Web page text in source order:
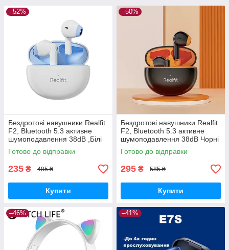
–52%
Бездротові навушники Realfit
F2, Bluetooth 5.3 активне
шумоподавлення 38dB ,Білі
Готово до відправки
235 ₴ 485 ₴
Купити
–50%
Бездротові навушники Realfit
F2, Bluetooth 5.3 активне
шумоподавлення 38dB Чорні
Готово до відправки
295 ₴ 585 ₴
Купити
–46% –41%